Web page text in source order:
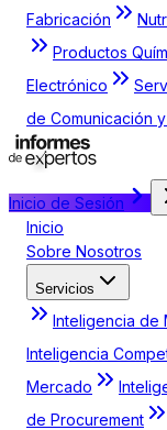
Fabricación
Productos
Electrónico
de Comunicación
Inicio de Sesión
Inicio
Sobre Nosotros
Servicios
Inteligencia de
Inteligencia
Mercado
de Procurement